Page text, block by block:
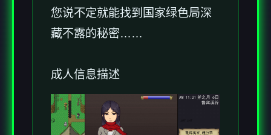
您说不定就能找到国家绿色局深
藏不露的秘密……
成人信息描述